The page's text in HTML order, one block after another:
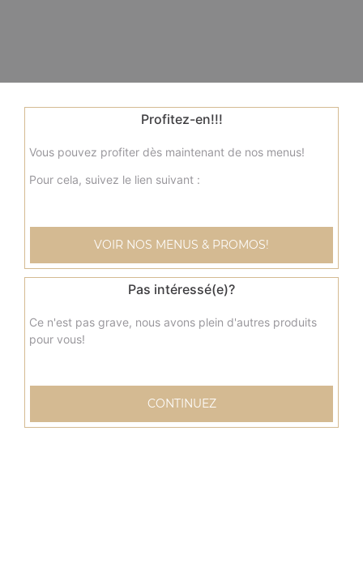
Profitez-en!!!
Vous pouvez profiter dès maintenant de nos menus!
Pour cela, suivez le lien suivant :
VOIR NOS MENUS & PROMOS!
Pas intéressé(e)?
Ce n'est pas grave, nous avons plein d'autres produits
pour vous!
CONTINUEZ